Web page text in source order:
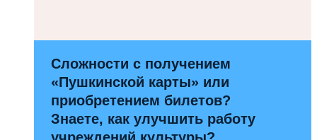
Сложности с получением
«Пушкинской карты» или
приобретением билетов?
Знаете, как улучшить работу